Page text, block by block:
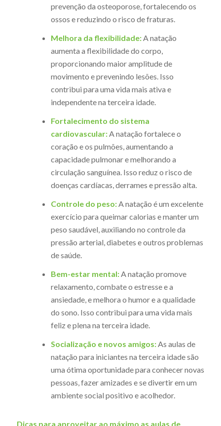
prevenção da osteoporose, fortalecendo os
ossos e reduzindo o risco de fraturas.
Melhora da flexibilidade:A natação
aumenta a flexibilidade do corpo,
proporcionando maior amplitude de
movimento e prevenindo lesões. Isso
contribui para uma vida mais ativa e
independente na terceira idade.
Fortalecimento do sistema
cardiovascular:A natação fortalece o
coração e os pulmões, aumentando a
capacidade pulmonar e melhorando a
circulação sanguínea. Isso reduz o risco de
doenças cardíacas, derrames e pressão alta.
Controle do peso:A natação é um excelente
exercício para queimar calorias e manter um
peso saudável, auxiliando no controle da
pressão arterial, diabetes e outros problemas
de saúde.
Bem-estar mental:A natação promove
relaxamento, combate o estresse e a
ansiedade, e melhora o humor e a qualidade
do sono. Isso contribui para uma vida mais
feliz e plena na terceira idade.
Socialização e novos amigos:As aulas de
natação para iniciantes na terceira idade são
uma ótima oportunidade para conhecer novas
pessoas, fazer amizades e se divertir em um
ambiente social positivo e acolhedor.
Dicas para aproveitar ao máximo as aulas de